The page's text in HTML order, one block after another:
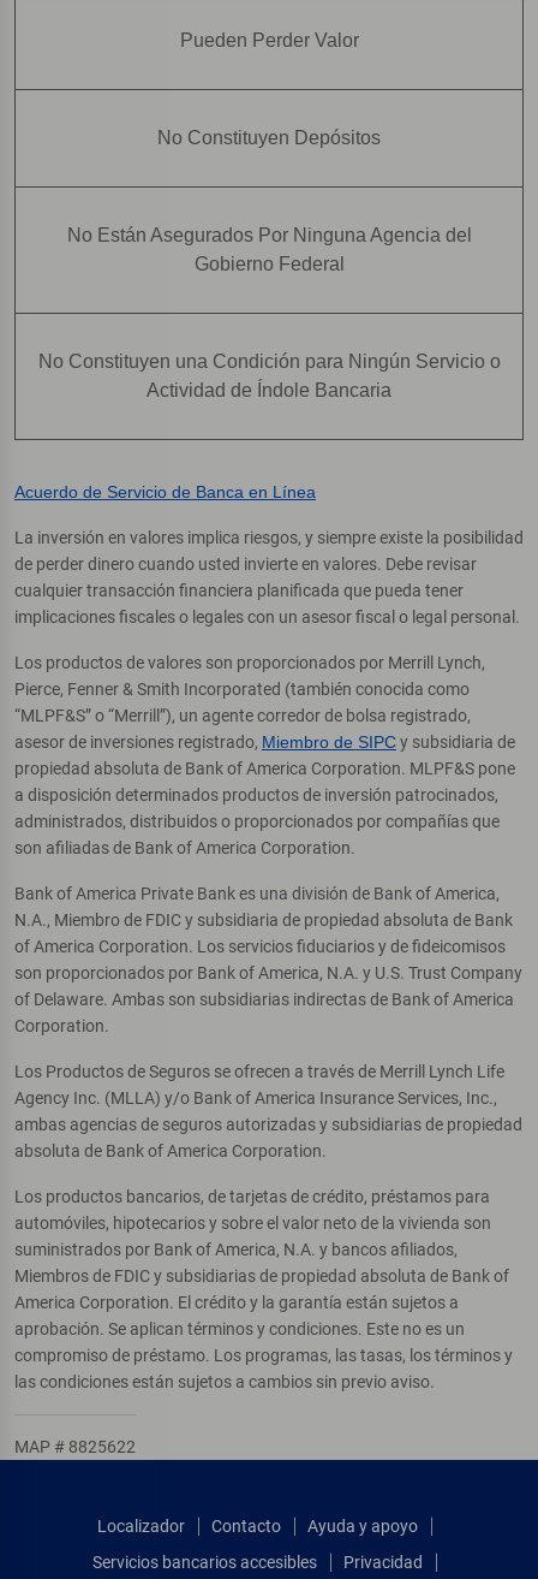
Pueden Perder Valor
No Constituyen Depósitos
No Están Asegurados Por Ninguna Agencia del
Gobierno Federal
No Constituyen una Condición para Ningún Servicio o
Actividad de Índole Bancaria
Acuerdo de Servicio de Banca en Línea
La inversión en valores implica riesgos, y siempre existe la posibilidad
de perder dinero cuando usted invierte en valores. Debe revisar
cualquier transacción financiera planificada que pueda tener
implicaciones fiscales o legales con un asesor fiscal o legal personal.
Los productos de valores son proporcionados por Merrill Lynch,
Pierce, Fenner & Smith Incorporated (también conocida como
“MLPF&S” o “Merrill”), un agente corredor de bolsa registrado,
asesor de inversiones registrado, Miembro de SIPCy subsidiaria de
propiedad absoluta de Bank of America Corporation. MLPF&S pone
a disposición determinados productos de inversión patrocinados,
administrados, distribuidos o proporcionados por compañías que
son afiliadas de Bank of America Corporation.
Bank of America Private Bank es una división de Bank of America,
N.A., Miembro de FDIC y subsidiaria de propiedad absoluta de Bank
of America Corporation. Los servicios fiduciarios y de fideicomisos
son proporcionados por Bank of America, N.A. y U.S. Trust Company
of Delaware. Ambas son subsidiarias indirectas de Bank of America
Corporation.
Los Productos de Seguros se ofrecen a través de Merrill Lynch Life
Agency Inc. (MLLA) y/o Bank of America Insurance Services, Inc.,
ambas agencias de seguros autorizadas y subsidiarias de propiedad
absoluta de Bank of America Corporation.
Los productos bancarios, de tarjetas de crédito, préstamos para
automóviles, hipotecarios y sobre el valor neto de la vivienda son
suministrados por Bank of America, N.A. y bancos afiliados,
Miembros de FDIC y subsidiarias de propiedad absoluta de Bank of
America Corporation. El crédito y la garantía están sujetos a
aprobación. Se aplican términos y condiciones. Este no es un
compromiso de préstamo. Los programas, las tasas, los términos y
las condiciones están sujetos a cambios sin previo aviso.
MAP # 8825622
Localizador Contacto
Ayuda y apoyo
Servicios bancarios accesibles
Privacidad